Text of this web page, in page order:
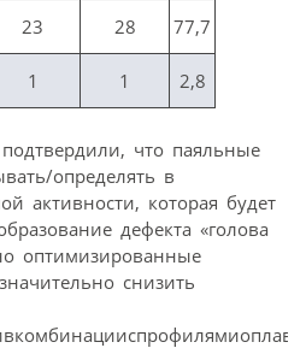
23 28
77,7
1 1 2,8
что паяльные
определять в
активности, которая будет
дефекта «голова
оптимизированные
снизить